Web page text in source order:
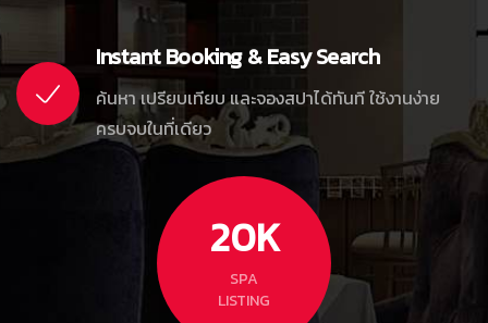
Instant Booking & Easy Search
ค้นหา เปรียบเทียบ และจองสปาได้ทันที ใช้งานง่าย
ครบจบในที่เดียว
20K
SPA
LISTING